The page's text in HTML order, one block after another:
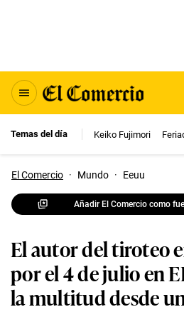
Temas del día Keiko Fujimori
El Comercio · Mundo · Eeuu
Añadir El Comercio como
El autor del tiroteo
por el 4 de julio en
la multitud desde